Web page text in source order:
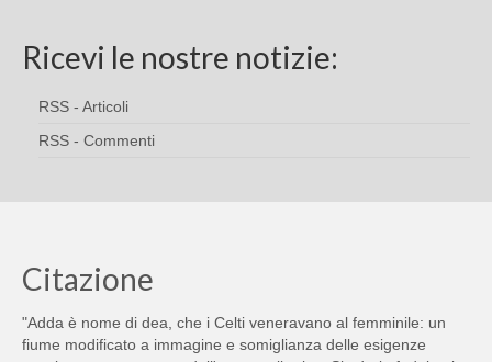
Ricevi le nostre notizie:
RSS - Articoli
RSS - Commenti
Citazione
"Adda è nome di dea, che i Celti veneravano al femminile: un
fiume modificato a immagine e somiglianza delle esigenze